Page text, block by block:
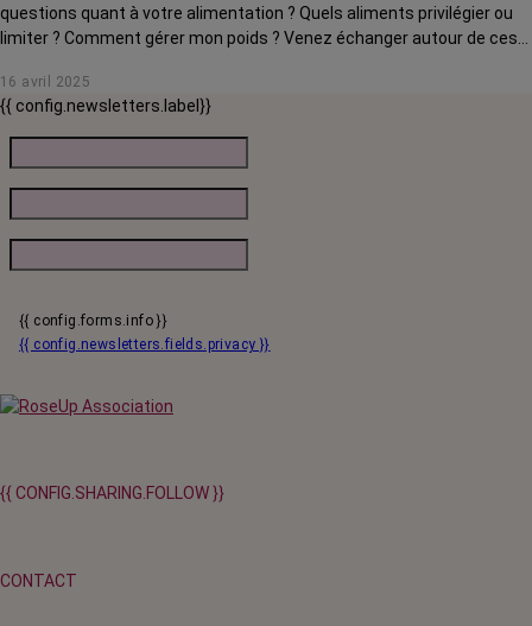
questions quant à votre alimentation ? Quels aliments privilégier ou
limiter ? Comment gérer mon poids ? Venez échanger autour de ces
partagera ses conseils, astuces et recettes.
16 avril 2025
{{ config.newsletters.label}}
{{ config.forms.info }}
{{ config.newsletters.fields.privacy }}
{{ CONFIG.SHARING.FOLLOW }}
CONTACT